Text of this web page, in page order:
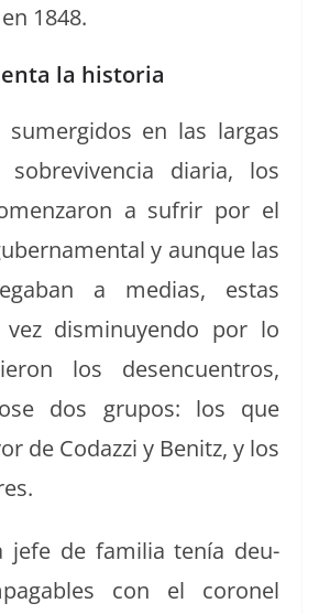
1848.
la historia
sumergi­dos en las largas
diaria, los
a sufrir por el
y aunque las
a medias, estas
dis­min­uyen­do por lo
los des­en­cuen­tros,
dos gru­pos: los que
de Codazzi y Benitz, y los
jefe de famil­ia tenía deu­
con el coro­nel